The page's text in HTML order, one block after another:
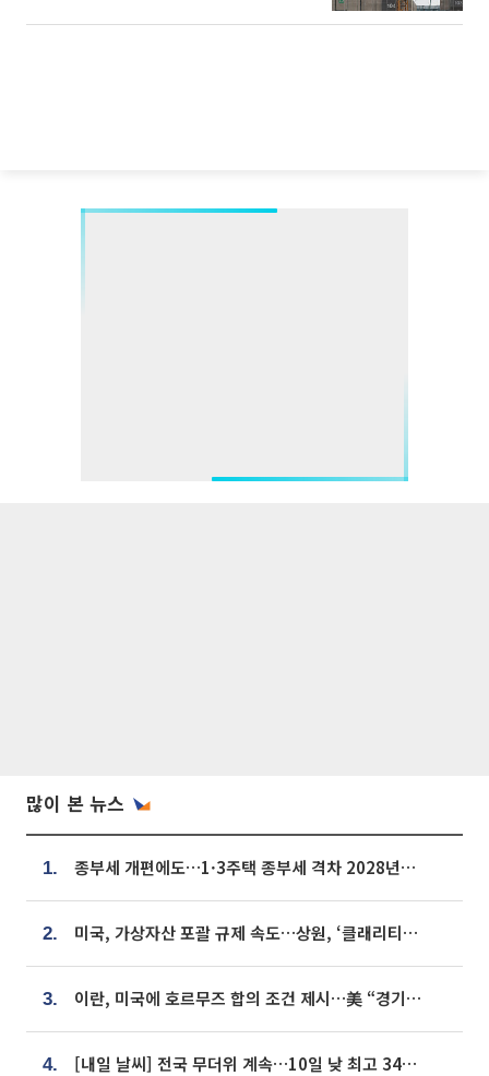
많이 본 뉴스
1. 종부세 개편에도…1·3주택 종부세 격차 2028년부터 확대
2. 미국, 가상자산 포괄 규제 속도…상원, ‘클래리티법’ 9월 절차투표 추진
3. 이란, 미국에 호르무즈 합의 조건 제시…美 “경기 아직 안 끝나” [종합]
4. [내일 날씨] 전국 무더위 계속…10일 낮 최고 34도 육박